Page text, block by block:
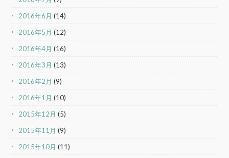
2016年6月 (14)
2016年5月 (12)
2016年4月 (16)
2016年3月 (13)
2016年2月 (9)
2016年1月 (10)
2015年12月 (5)
2015年11月 (9)
2015年10月 (11)